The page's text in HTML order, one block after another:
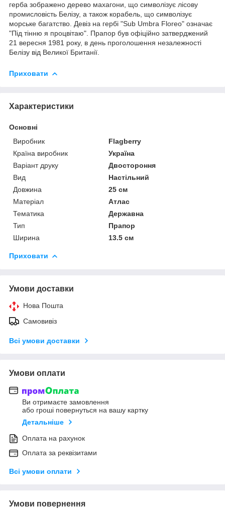
герба зображено дерево махагони, що символізує лісову
промисловість Белізу, а також корабель, що символізує
морське багатство. Девіз на гербі "Sub Umbra Floreo" означає
"Під тінню я процвітаю". Прапор був офіційно затверджений
21 вересня 1981 року, в день проголошення незалежності
Белізу від Великої Британії.
Приховати
Характеристики
Основні
Виробник
Flagberry
Країна виробник
Україна
Варіант друку
Двостороння
Вид
Настільний
Довжина
25 см
Матеріал
Атлас
Тематика
Державна
Тип
Прапор
Ширина
13.5 см
Приховати
Умови доставки
Нова Пошта
Самовивіз
Всі умови доставки
Умови оплати
Ви отримаєте замовлення
або гроші повернуться на вашу картку
Детальніше
Оплата на рахунок
Оплата за реквізитами
Всі умови оплати
Умови повернення